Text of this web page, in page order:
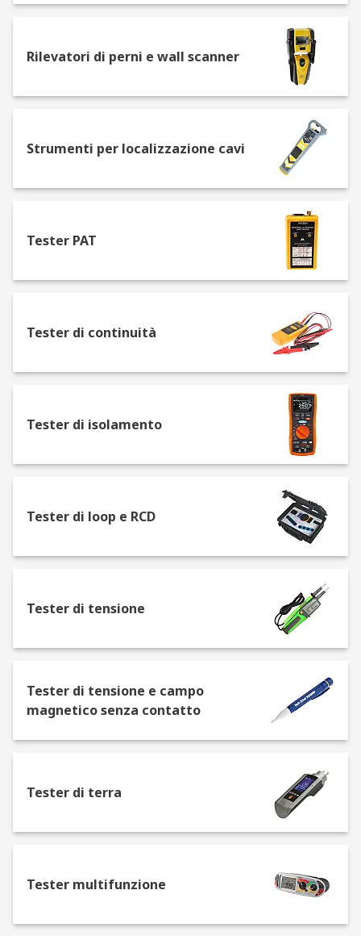
(tester corrente). Sono progettati per scattare se
la corrente residua diventa troppo elevata. Si
dall'elettrocuzione, in conformità con BS7671
BS7671 è la rigorosa serie di norme applicate nel
Regno Unito, in vigore dal 1882 e che hanno
Nel catalogo RS disponiamo di alcuni multimetri
che possono effettuare tutti i test necessari per
Rilevatori di perni e wall scanner
Strumenti per localizzazione cavi
Tester PAT
Tester di continuità
Tester di isolamento
Tester di loop e RCD
Tester di tensione
Tester di tensione e campo
magnetico senza contatto
Tester di terra
Tester multifunzione